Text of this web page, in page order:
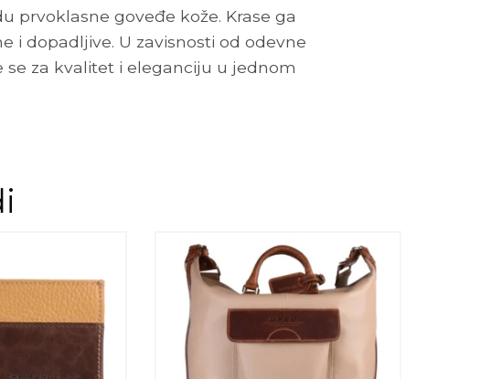
prvoklasne goveđe kože. Krase ga
i dopadljive. U zavisnosti od odevne
se za kvalitet i eleganciju u jednom